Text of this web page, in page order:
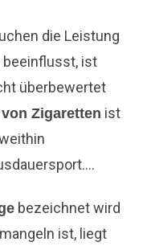
die Leistung
ist
überbewertet
Zigaretten ist
bezeichnet wird
ist, liegt